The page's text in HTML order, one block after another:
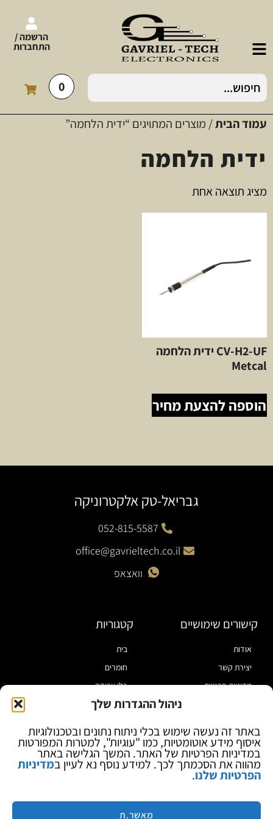
ניהול ההגדרות שלך
באתר זה נעשה שימוש בכלי ניתוח נתונים ובטכנולוגיות
איסוף מידע אוטומטיות, כמו "עוגיות", למטרות המפורטות
במדיניות הפרטיות של האתר. המשך הגלישה באתר
מהווה את הסכמתך לכך. למידע נוסף נא לעיין במדיניות
הפרטיות שלנו.
מאשר.ת
הרשמה /
התחברות
0
עמוד הבית/ מוצרים המתויגים “ידית הלחמה”
ידית הלחמה
מציג תוצאה אחת
CV-H2-UF ידית הלחמה
Metcal
הוספה להצעת מחיר
גבריאל-טק אלקטרוניקה
052-815-5587
office@gavrieltech.co.il
וואצאפ
קישורים שימושיים
אודות
יצירת קשר
מדיניות פרטיות
בלוג
קטגוריות
בית
חומרים
כלי עבודה
מוצרי הלחמה
ספקי כח ומודדים
ציוד אופטי להגדלה
מותגים